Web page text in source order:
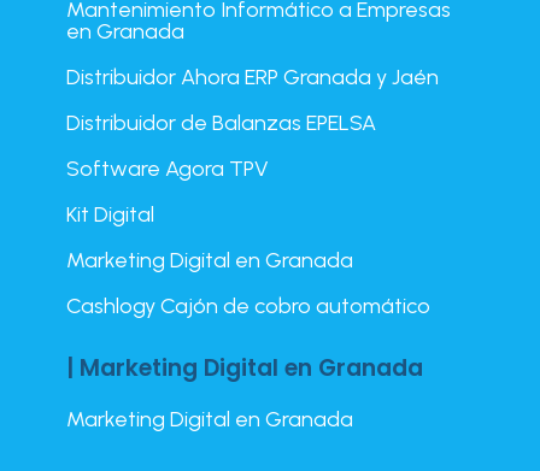
Mantenimiento Informático a Empresas
en Granada
Distribuidor Ahora ERP Granada y Jaén
Distribuidor de Balanzas EPELSA
Software Agora TPV
Kit Digital
Marketing Digital en Granada
Cashlogy Cajón de cobro automático
| Marketing Digital en Granada
Marketing Digital en Granada